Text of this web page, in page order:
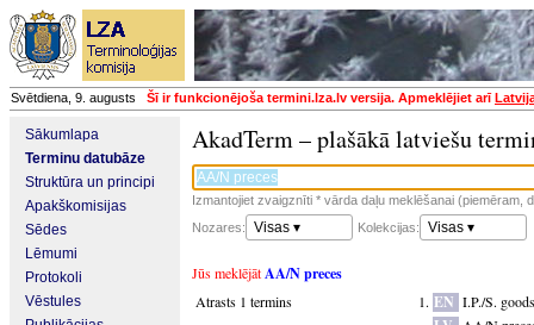
Svētdiena, 9. augusts Šī ir funkcionējoša termini.lza.lv versija. Apmeklējiet arī
Sākumlapa
Terminu datubāze
Struktūra un principi
Apakškomisijas
Sēdes
Lēmumi
Protokoli
Vēstules
AkadTerm – plašākā latviešu
Izmantojiet zvaigznīti * vārda daļu meklēšanai (piemēram,
Nozares:
Visas ▾ Kolekcijas: Visas ▾
Jūs meklējātAA/N preces
Atrasts 1 termins
EN I.P./S. goods